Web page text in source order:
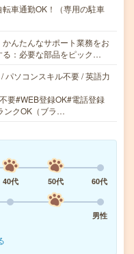
車通勤OK！（専用の駐車
んたんなサポート業務をお
る：必要な部品をピック…
パソコンスキル不要 / 英語力
#WEB登録OK#電話登録
ンクOK（ブラ…
40代 50代
60代
男性